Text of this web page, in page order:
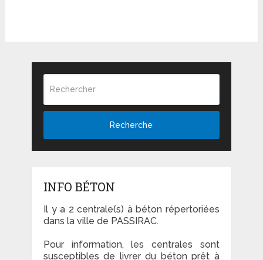
Recherche
INFO BÉTON
Il y a 2 centrale(s) à béton répertoriées
dans la ville de PASSIRAC.
Pour information, les centrales sont
susceptibles de livrer du béton prêt à